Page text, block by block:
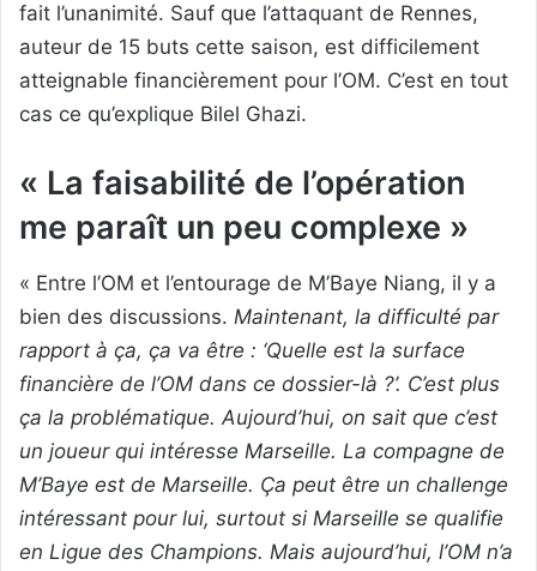
fait l’unanimité. Sauf que l’attaquant de Rennes,
auteur de 15 buts cette saison, est difficilement
atteignable financièrement pour l’OM. C’est en tout
cas ce qu’explique Bilel Ghazi.
« La faisabilité de l’opération
me paraît un peu complexe »
« Entre l’OM et l’entourage de M’Baye Niang, il y a
bien des discussions. Maintenant, la difficulté par
rapport à ça, ça va être : ‘Quelle est la surface
financière de l’OM dans ce dossier-là ?’. C’est plus
ça la problématique. Aujourd’hui, on sait que c’est
un joueur qui intéresse Marseille. La compagne de
M’Baye est de Marseille. Ça peut être un challenge
intéressant pour lui, surtout si Marseille se qualifie
en Ligue des Champions. Mais aujourd’hui, l’OM n’a